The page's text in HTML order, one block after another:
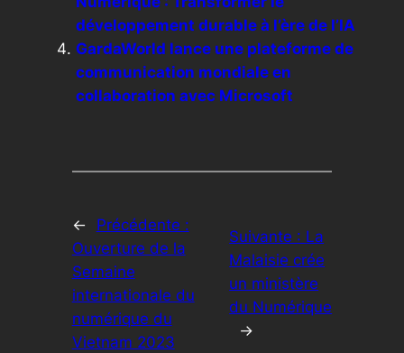
développement durable à l’ère de l’IA
GardaWorld lance une plateforme de
communication mondiale en
collaboration avec Microsoft
←
Précédente :
Ouverture de la
Semaine
internationale du
numérique du
Vietnam 2023
Suivante : La
Malaisie crée
un ministère
du Numérique
→